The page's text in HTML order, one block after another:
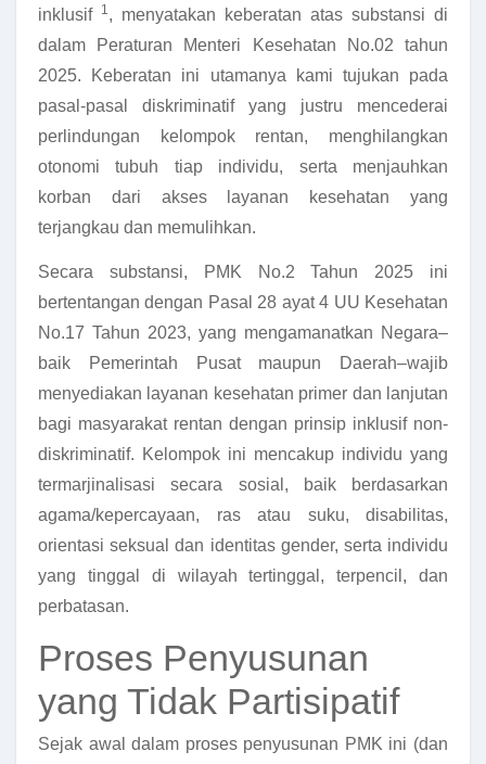
inklusif 1, menyatakan keberatan atas substansi di
dalam Peraturan Menteri Kesehatan No.02 tahun
2025. Keberatan ini utamanya kami tujukan pada
pasal-pasal diskriminatif yang justru mencederai
perlindungan kelompok rentan, menghilangkan
otonomi tubuh tiap individu, serta menjauhkan
korban dari akses layanan kesehatan yang
terjangkau dan memulihkan.
Secara substansi, PMK No.2 Tahun 2025 ini
bertentangan dengan Pasal 28 ayat 4 UU Kesehatan
No.17 Tahun 2023, yang mengamanatkan Negara–
baik Pemerintah Pusat maupun Daerah–wajib
menyediakan layanan kesehatan primer dan lanjutan
bagi masyarakat rentan dengan prinsip inklusif non-
diskriminatif. Kelompok ini mencakup individu yang
termarjinalisasi secara sosial, baik berdasarkan
agama/kepercayaan, ras atau suku, disabilitas,
orientasi seksual dan identitas gender, serta individu
yang tinggal di wilayah tertinggal, terpencil, dan
perbatasan.
Proses Penyusunan
yang Tidak Partisipatif
Sejak awal dalam proses penyusunan PMK ini (dan